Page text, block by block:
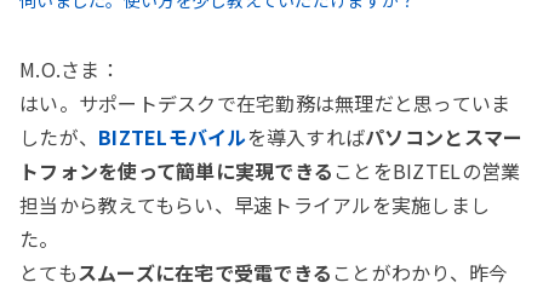
M.O.さま：
はい。サポートデスクで在宅勤務は無理だと思っていま
したが、 BIZTELモバイルを導入すればパソコンとスマー
トフォンを使って簡単に実現できる ことをBIZTELの営業
担当から教えてもらい、早速トライアルを実施しまし
た。
とてもスムーズに在宅で受電できる ことがわかり、昨今